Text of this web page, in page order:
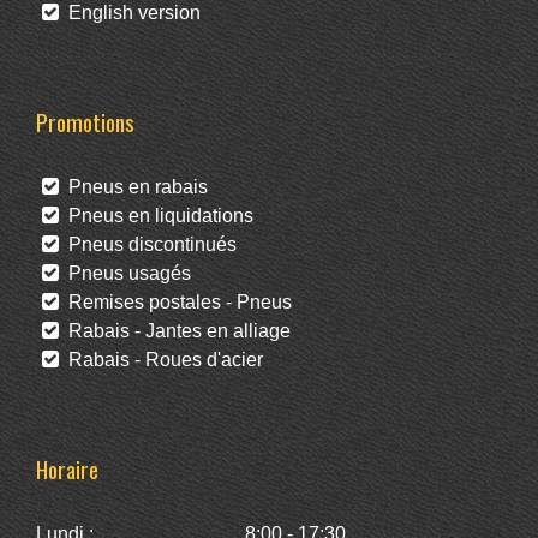
English version
Promotions
Pneus en rabais
Pneus en liquidations
Pneus discontinués
Pneus usagés
Remises postales - Pneus
Rabais - Jantes en alliage
Rabais - Roues d'acier
Horaire
Lundi : 8:00 - 17:30